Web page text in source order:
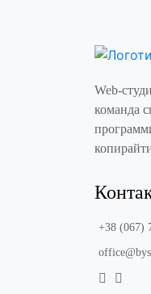
Web-
команда
+38 (067)